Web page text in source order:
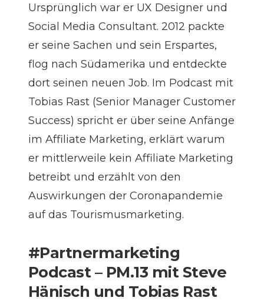
Ursprünglich war er UX Designer und
Social Media Consultant. 2012 packte
er seine Sachen und sein Erspartes,
flog nach Südamerika und entdeckte
dort seinen neuen Job. Im Podcast mit
Tobias Rast (Senior Manager Customer
Success) spricht er über seine Anfänge
im Affiliate Marketing, erklärt warum
er mittlerweile kein Affiliate Marketing
betreibt und erzählt von den
Auswirkungen der Coronapandemie
auf das Tourismusmarketing.
#Partnermarketing
Podcast – PM.13 mit Steve
Hänisch und Tobias Rast